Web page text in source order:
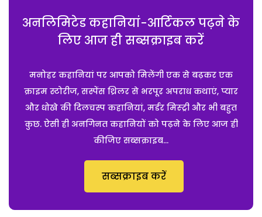
अनलिमिटेड कहानियां-आर्टिकल पढ़ने के
लिए आज ही सब्सक्राइब करें
मनोहर कहानियां पर आपको मिलेंगी एक से बढ़कर एक
क्राइम स्टोरीज, सस्पेंस थ्रिलर से भरपूर अपराध कथाएं, प्यार
और धोखे की दिलचस्प कहानियां, मर्डर मिस्ट्री और भी बहुत
कुछ. ऐसी ही अनगिनत कहानियों को पढ़ने के लिए आज ही
कीजिए सब्सक्राइब...
सब्सक्राइब करें